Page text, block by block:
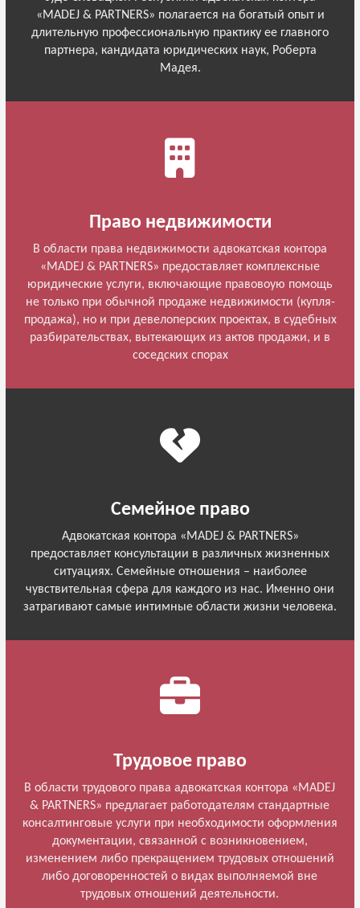
«MADEJ & PARTNERS» полагается на богатый опыт и
длительную профессиональную практику ее главного
партнера, кандидата юридических наук, Роберта
Мадея.
Право недвижимости
В области права недвижимости адвокатская контора
«MADEJ & PARTNERS» предоставляет комплексные
юридические услуги, включающие правовоую помощь
не только при обычной продаже недвижимости (купля-
продажа), но и при девелоперских проектах, в судебных
разбирательствах, вытекающих из актов продажи, и в
соседских спорах
Семейное право
Адвокатская контора «MADEJ & PARTNERS»
предоставляет консультации в различных жизненных
ситуациях. Семейные отношения – наиболее
чувствительная сфера для каждого из нас. Именно они
затрагивают самые интимные области жизни человека.
Трудовое право
В области трудового права адвокатская контора «MADEJ
& PARTNERS» предлагает работодателям стандартные
консалтинговые услуги при необходимости оформления
документации, связанной с возникновением,
изменением либо прекращением трудовых отношений
либо договоренностей о видах выполняемой вне
трудовых отношений деятельности.